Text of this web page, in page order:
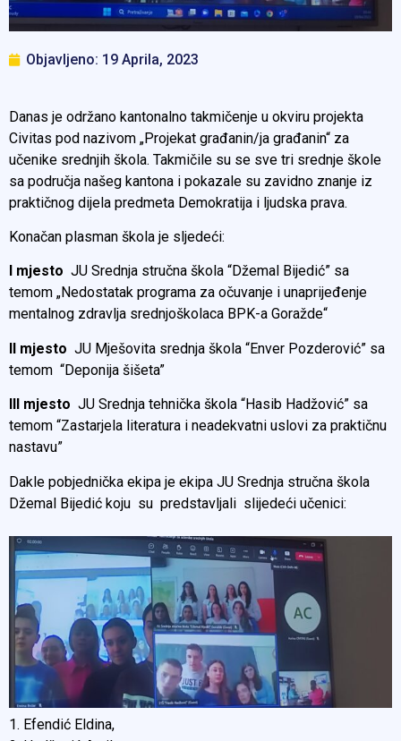
Objavljeno: 19 Aprila, 2023
Danas je održano kantonalno takmičenje u okviru projekta
Civitas pod nazivom „Projekat građanin/ja građanin“ za
učenike srednjih škola. Takmičile su se sve tri srednje škole
sa područja našeg kantona i pokazale su zavidno znanje iz
praktičnog dijela predmeta Demokratija i ljudska prava.
Konačan plasman škola je sljedeći:
I mjesto JU Srednja stručna škola “Džemal Bijedić” sa
temom „Nedostatak programa za očuvanje i unaprijeđenje
mentalnog zdravlja srednjoškolaca BPK-a Goražde“
II mjesto JU Mješovita srednja škola “Enver Pozderović” sa
temom “Deponija šišeta”
III mjesto JU Srednja tehnička škola “Hasib Hadžović” sa
temom “Zastarjela literatura i neadekvatni uslovi za praktičnu
nastavu”
Dakle pobjednička ekipa je ekipa JU Srednja stručna škola
Džemal Bijedić koju su predstavljali slijedeći učenici:
1. Efendić Eldina,